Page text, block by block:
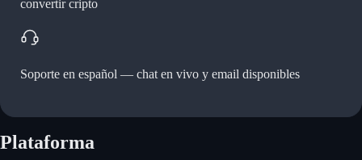
convertir cripto
Soporte en español — chat en vivo y email disponibles
Plataforma